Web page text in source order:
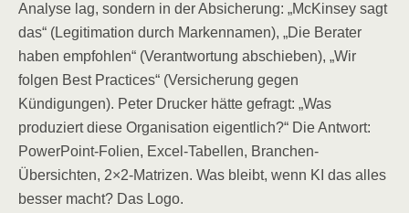
Analyse lag, sondern in der Absicherung: „McKinsey sagt
das“ (Legitimation durch Markennamen), „Die Berater
haben empfohlen“ (Verantwortung abschieben), „Wir
folgen Best Practices“ (Versicherung gegen
Kündigungen). Peter Drucker hätte gefragt: „Was
produziert diese Organisation eigentlich?“ Die Antwort:
PowerPoint-Folien, Excel-Tabellen, Branchen-
Übersichten, 2×2-Matrizen. Was bleibt, wenn KI das alles
besser macht? Das Logo.